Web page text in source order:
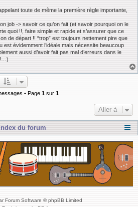
toute de même la première règle importante,
job -> savoir ce qu’on fait (et savoir pourquoi on le
quoi !!, faire simple et rapide et s’assurer que ce
de départ !! “trop” est toujours nettement pire que
est évidemment l’idéale mais nécessite beaucoup
aussi d’avoir fait pas mal d’erreurs dans le
• Page 1 sur 1
Aller à
Index du forum
Forum Software © phpBB Limited